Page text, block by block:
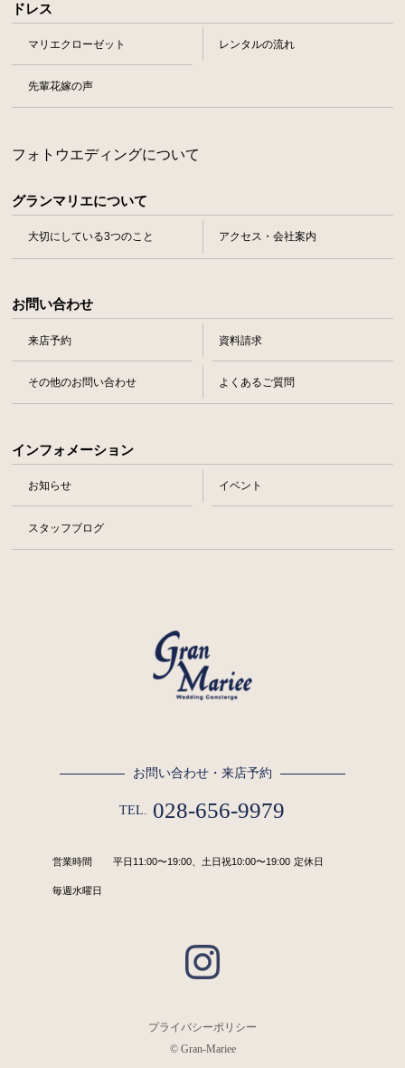
ドレス
マリエクローゼット レンタルの流れ
先輩花嫁の声
フォトウエディングについて
グランマリエについて
大切にしている3つのこと アクセス・会社案内
お問い合わせ
来店予約 資料請求
その他のお問い合わせ よくあるご質問
インフォメーション
お知らせ イベント
スタッフブログ
お問い合わせ・来店予約
TEL. 028-656-9979
営業時間 平日11:00〜19:00、土日祝10:00〜19:00 定休日
毎週水曜日
プライバシーポリシー
© Gran-Mariee